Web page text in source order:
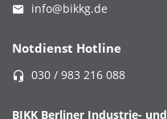
info@bikkg.de
Notdienst Hotline
030 / 983 216 088
BIKK Berliner Industrie- und